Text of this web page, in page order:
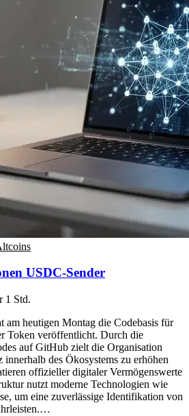
USDC-Sender
1 Std.
am heutigen Montag die Codebasis für
Token veröffentlicht. Durch die
auf GitHub zielt die Organisation
innerhalb des Ökosystems zu erhöhen
offizieller digitaler Vermögenswerte
nutzt moderne Technologien wie
um eine zuverlässige Identifikation von